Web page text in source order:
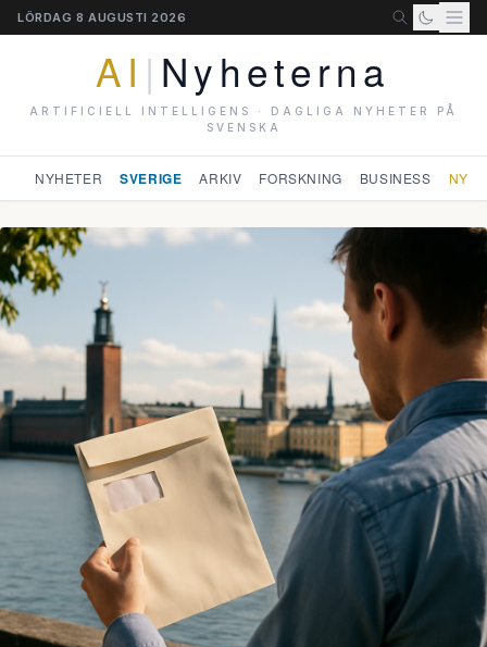
LÖRDAG 8 AUGUSTI 2026
AI | Nyheterna
ARTIFICIELL INTELLIGENS · DAGLIGA NYHETER PÅ
SVENSKA
NYHETER SVERIGE ARKIV FORSKNING BUSINESS